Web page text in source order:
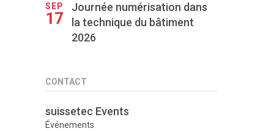
SEP
17
Journée numérisation dans
la technique du bâtiment
2026
CONTACT
suissetec Events
Événements